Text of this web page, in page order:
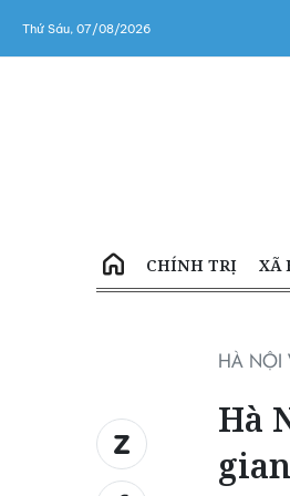
Thứ Sáu, 07/08/2026
CHÍNH TRỊ XÃ
HÀ NỘI
Hà